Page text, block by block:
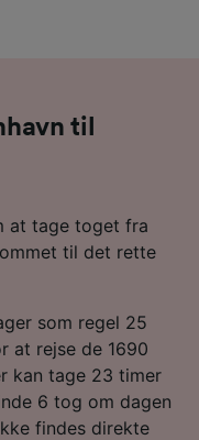
til
at tage toget fra
til det rette
som regel 25
at rejse de 1690
kan tage 23 timer
6 tog om dagen
findes direkte